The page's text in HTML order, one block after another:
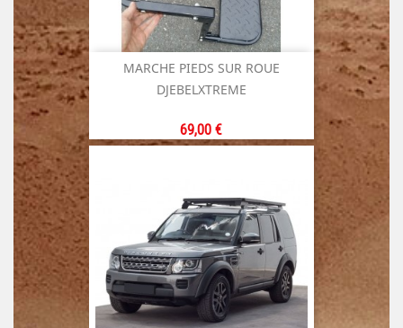
MARCHE PIEDS SUR ROUE
DJEBELXTREME
Prix
69,00 €